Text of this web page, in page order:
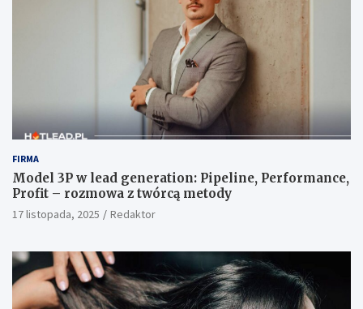
FIRMA
Model 3P w lead generation: Pipeline, Performance,
Profit – rozmowa z twórcą metody
17 listopada, 2025 Redaktor